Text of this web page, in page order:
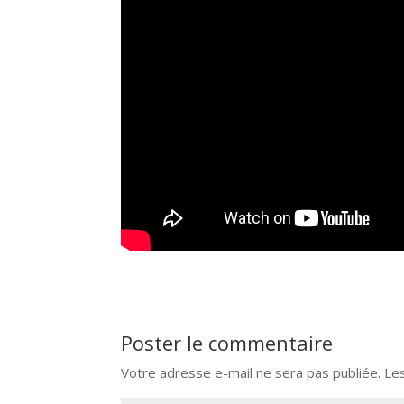
Poster le commentaire
Votre adresse e-mail ne sera pas publiée.